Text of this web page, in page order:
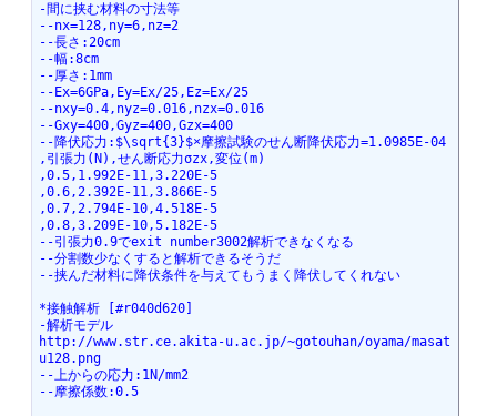
-間に挟む材料の寸法等
--nx=128,ny=6,nz=2
--長さ:20cm
--幅:8cm
--厚さ:1mm
--Ex=6GPa,Ey=Ex/25,Ez=Ex/25
--nxy=0.4,nyz=0.016,nzx=0.016
--Gxy=400,Gyz=400,Gzx=400
--降伏応力:$\sqrt{3}$×摩擦試験のせん断降伏応力=1.0985E-04
,引張力(N),せん断応力σzx,変位(m)
,0.5,1.992E-11,3.220E-5
,0.6,2.392E-11,3.866E-5
,0.7,2.794E-10,4.518E-5
,0.8,3.209E-10,5.182E-5
--引張力0.9でexit number3002解析できなくなる
--分割数少なくすると解析できるそうだ
--挟んだ材料に降伏条件を与えてもうまく降伏してくれない
*接触解析 [#r040d620]
-解析モデル
http://www.str.ce.akita-u.ac.jp/~gotouhan/oyama/masat
u128.png
--上からの応力:1N/mm2
--摩擦係数:0.5